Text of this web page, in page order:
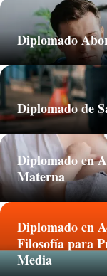
Diplomado
Diplomado de
Diplomado en
Materna
Diplomado en
Filosofía para
Media